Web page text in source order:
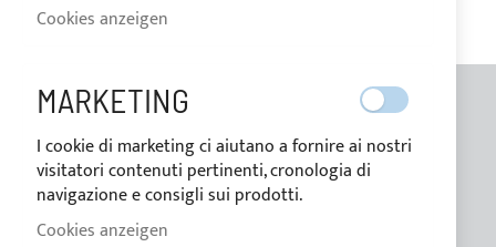
Kontakte
Wer wir sind
Cookies anzeigen
MARKETING
I cookie di marketing ci aiutano a fornire ai nostri
visitatori contenuti pertinenti, cronologia di
navigazione e consigli sui prodotti.
Cookies anzeigen